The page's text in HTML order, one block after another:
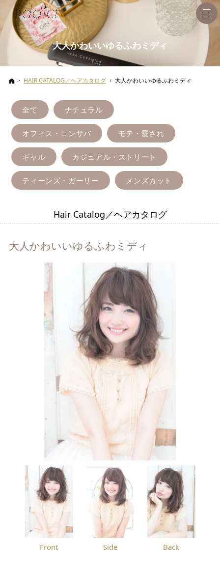
大人かわいいゆるふわミディ
ホーム
HAIR CATALOG／ヘアカタログ 大人かわいいゆるふわミディ
全て ナチュラル
オフィス・コンサバ モテ・愛され
ギャル カジュアル・ストリート
ティーンズ・ガーリー メンズカット
Hair Catalog／ヘアカタログ
大人かわいいゆるふわミディ
Front Side Back